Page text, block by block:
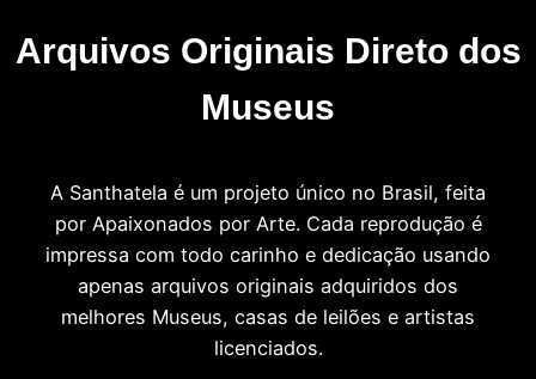
Arquivos Originais Direto dos
Museus
A Santhatela é um projeto único no Brasil, feita
por Apaixonados por Arte. Cada reprodução é
impressa com todo carinho e dedicação usando
apenas arquivos originais adquiridos dos
melhores Museus, casas de leilões e artistas
licenciados.